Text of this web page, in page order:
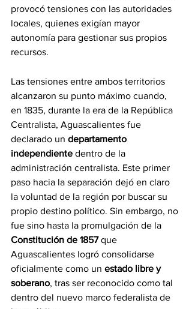
provocó tensiones con las autoridades
locales, quienes exigían mayor
autonomía para gestionar sus propios
recursos.
Las tensiones entre ambos territorios
alcanzaron su punto máximo cuando,
en 1835, durante la era de la República
Centralista, Aguascalientes fue
declarado un departamento
independiente dentro de la
administración centralista. Este primer
paso hacia la separación dejó en claro
la voluntad de la región por buscar su
propio destino político. Sin embargo, no
fue sino hasta la promulgación de la
Constitución de 1857 que
Aguascalientes logró consolidarse
oficialmente como un estado libre y
soberano, tras ser reconocido como tal
dentro del nuevo marco federalista de